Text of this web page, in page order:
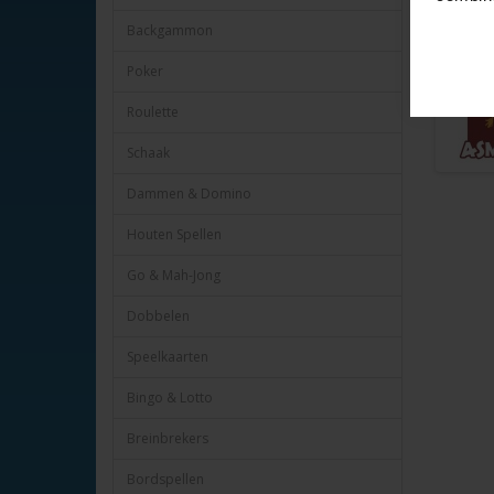
Backgammon
Poker
Roulette
Schaak
Dammen & Domino
Houten Spellen
Go & Mah-Jong
Dobbelen
Speelkaarten
Bingo & Lotto
Breinbrekers
Bordspellen